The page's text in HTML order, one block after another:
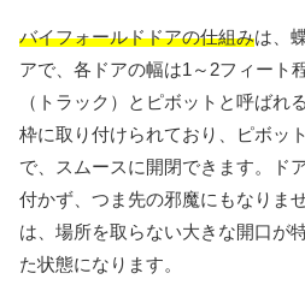
バイフォールドドアの仕組みは、
アで、各ドアの幅は1～2フィート
（トラック）とピボットと呼ばれ
枠に取り付けられており、ピボッ
で、スムースに開閉できます。ド
付かず、つま先の邪魔にもなりま
は、場所を取らない大きな開口が
た状態になります。